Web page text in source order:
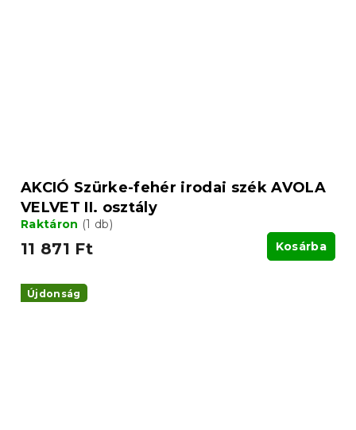
AKCIÓ Szürke-fehér irodai szék AVOLA
VELVET II. osztály
Raktáron (1 db)
11 871 Ft Kosárba
Újdonság